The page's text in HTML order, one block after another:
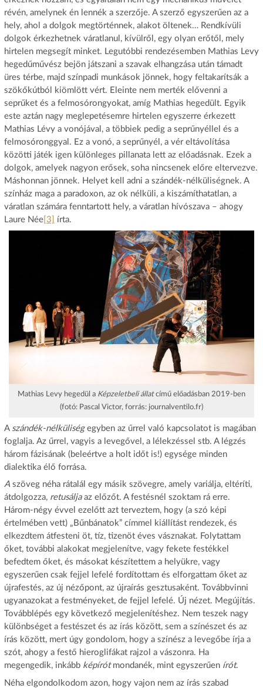
révén, amelynek én lennék a szerzője. A szerző egyszerűen az a
hely, ahol a dolgok megtörténnek, alakot öltenek… Rendkívüli
dolgok érkezhetnek váratlanul, kívülről, egy olyan erőtől, mely
hirtelen megsegít minket. Legutóbbi rendezésemben Mathias Levy
hegedűművész bejön játszani a szavak elhangzása után támadt
üres térbe, majd színpadi munkások jönnek, hogy feltakarítsák a
szökőkútból kiömlött vért. Eleinte nem merték elővenni a
seprűket és a felmosórongyokat, amíg Mathias hegedült. Egyik
este aztán nagy meglepetésemre hirtelen egyszerre érkezett
Mathias Lévy a vonójával, a többiek pedig a seprűnyéllel és a
felmosóronggyal. Ez a vonó, a seprűnyél, a vér eltávolítása
közötti játék igen különleges pillanata lett az előadásnak. Ezek a
dolgok, amelyek nagyon erősek, soha nincsenek előre eltervezve.
Máshonnan jönnek. Helyet kell adni a szándék-nélküliségnek. A
színház maga a paradoxon, az ok nélküli, a kiszámíthatatlan, a
váratlan számára fenntartott hely, a váratlan hívószava – ahogy
Laure Née[3] írta.
Mathias Levy hegedül a Képzeletbeli állatcímű előadásban 2019-ben
(fotó: Pascal Victor, forrás: journalventilo.fr)
A szándék-nélküliségegyben az űrrel való kapcsolatot is magában
foglalja. Az űrrel, vagyis a levegővel, a lélekzéssel stb. A légzés
három fázisának (beleértve a holt időt is!) egysége minden
dialektika élő forrása.
Aszöveg néha rátalál egy másik szövegre, amely variálja, eltéríti,
átdolgozza, retusáljaaz előzőt. A festésnél szoktam rá erre.
Három-négy évvel ezelőtt azt terveztem, hogy (a szó képi
értelmében vett) „Bűnbánatok” címmel kiállítást rendezek, és
elkezdtem átfesteni öt, tíz, tizenöt éves vásznakat. Folytattam
őket, további alakokat megjelenítve, vagy fekete festékkel
befedtem őket, és másokat készítettem a helyükre, vagy
egyszerűen csak fejjel lefelé fordítottam és elforgattam őket az
újrafestés, az új nézőpont, az újraírás gesztusaként. Továbbvinni
ugyanazokat a festményeket, de fejjel lefelé. Új nézet. Megújítás.
Továbblépés egy következő megjelenítéshez. Nem teszek nagy
különbséget a festészet és az írás között, sem a színészet és az
írás között, mert úgy gondolom, hogy a színész a levegőbe írja a
szót, ahogy a festő hieroglifákat rajzol a vászonra. Ha
megengedik, inkább képírótmondanék, mint egyszerűen írót.
Néha elgondolkodom azon, hogy vajon nem az írás szabad